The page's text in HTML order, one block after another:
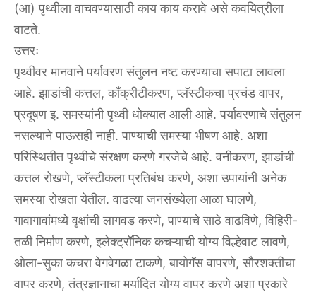
(आ) पृथ्वीला वाचवण्यासाठी काय काय करावे असे कवयित्रीला
वाटते.
उत्तरः
पृथ्वीवर मानवाने पर्यावरण संतुलन नष्ट करण्याचा सपाटा लावला
आहे. झाडांची कत्तल, काँक्रीटीकरण, प्लॅस्टीकचा प्रचंड वापर,
प्रदूषण इ. समस्यांनी पृथ्वी धोक्यात आली आहे. पर्यावरणाचे संतुलन
नसल्याने पाऊसही नाही. पाण्याची समस्या भीषण आहे. अशा
परिस्थितीत पृथ्वीचे संरक्षण करणे गरजेचे आहे. वनीकरण, झाडांची
कत्तल रोखणे, प्लॅस्टीकला प्रतिबंध करणे, अशा उपायांनी अनेक
समस्या रोखता येतील. वाढत्या जनसंख्येला आळा घालणे,
गावागावांमध्ये वृक्षांची लागवड करणे, पाण्याचे साठे वाढविणे, विहिरी-
तळी निर्माण करणे, इलेक्ट्रॉनिक कचऱ्याची योग्य विल्हेवाट लावणे,
ओला-सुका कचरा वेगवेगळा टाकणे, बायोगॅस वापरणे, सौरशक्तीचा
वापर करणे, तंत्रज्ञानाचा मर्यादित योग्य वापर करणे अशा प्रकारे